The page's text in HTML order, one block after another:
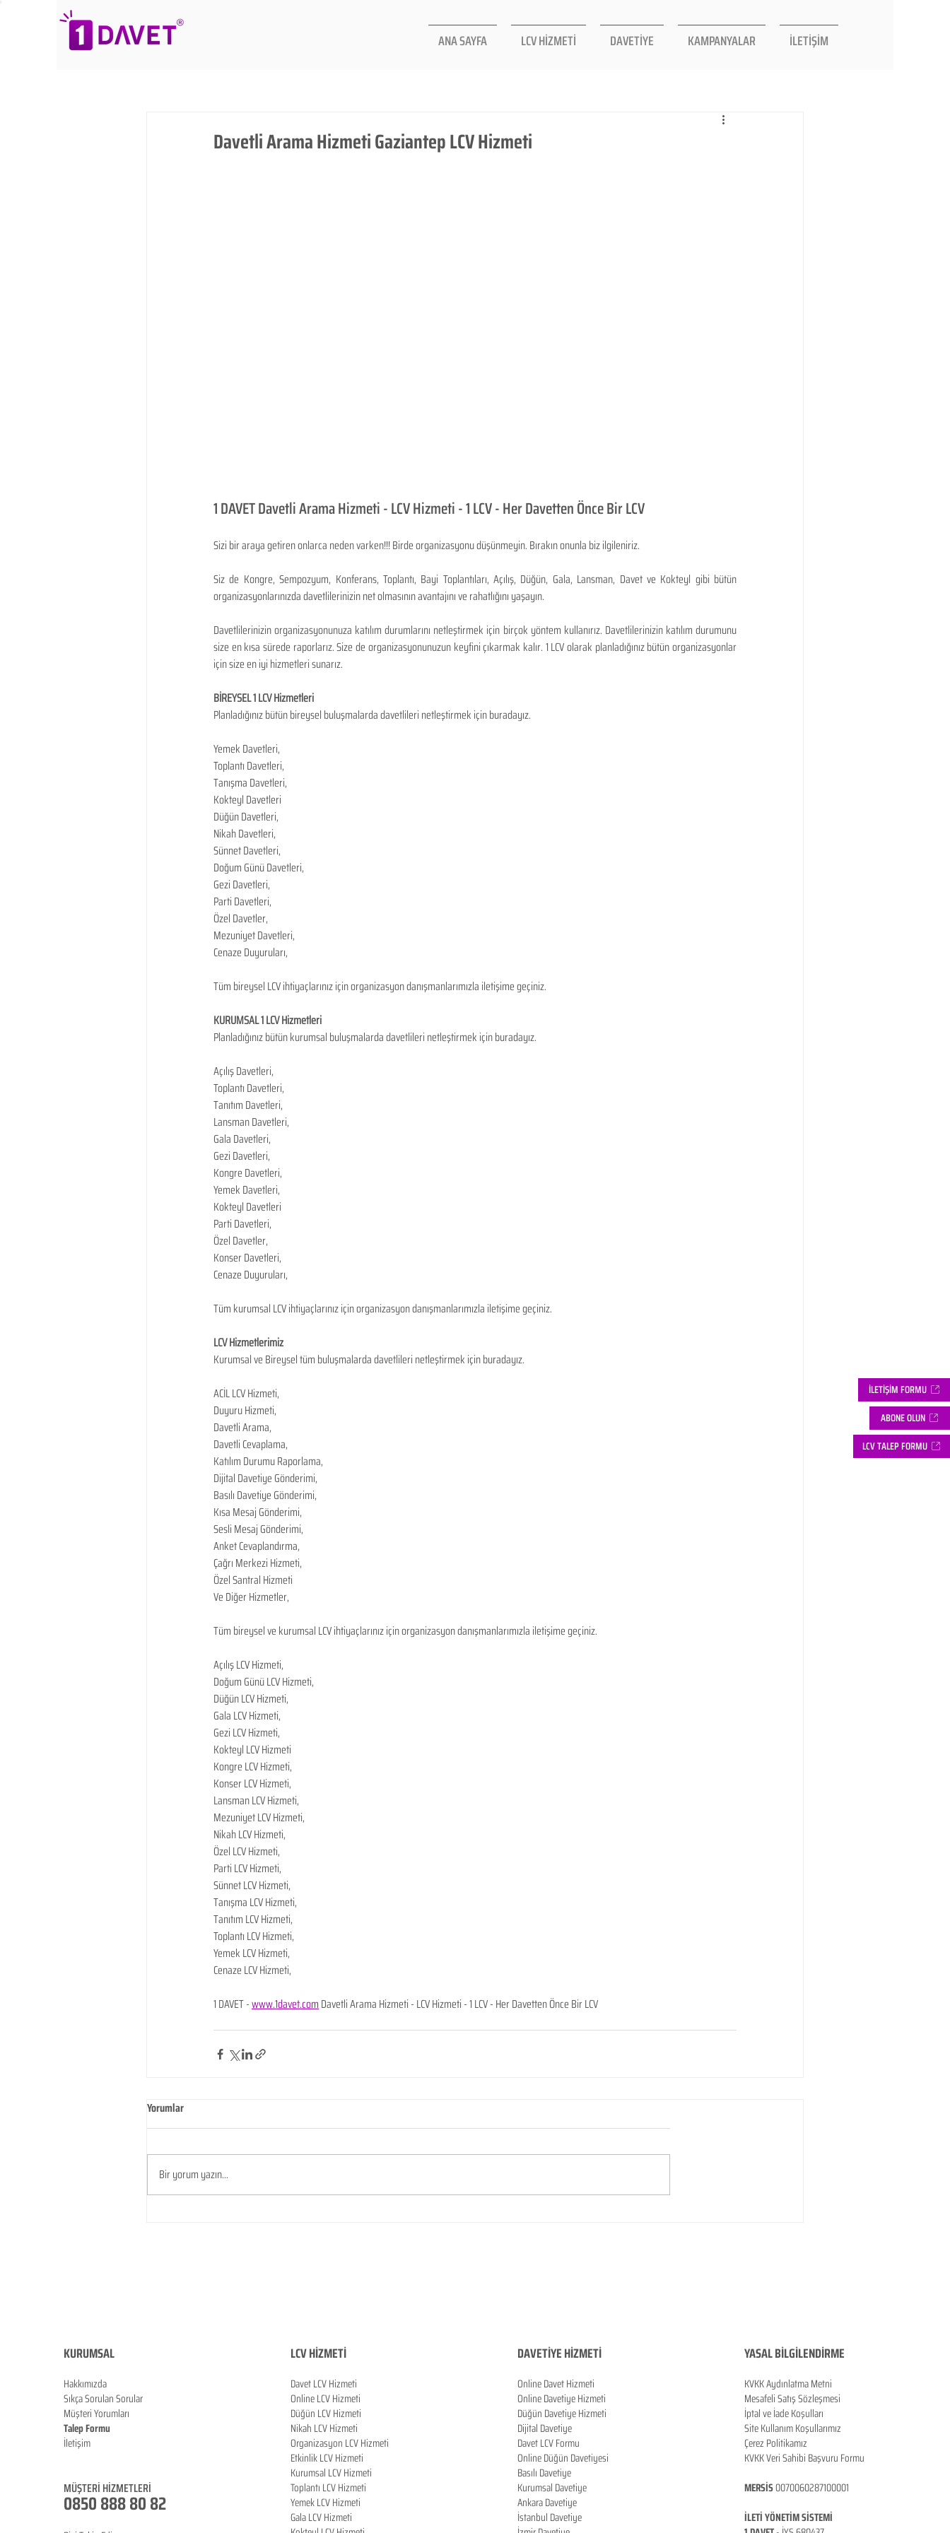
ANA SAYFA LCV HİZMETİ DAVETİYE KAMPANYALAR İLETİŞİM
ABONE OLUN
LCV TALEP FORMU
İLETİŞİM FORMU
Davetli Arama Hizmeti Gaziantep LCV Hizmeti
1 DAVET Davetli Arama Hizmeti - LCV Hizmeti - 1 LCV - Her Davetten Önce Bir LCV
Sizi bir araya getiren onlarca neden varken!!! Birde organizasyonu düşünmeyin. Bırakın onunla biz ilgileniriz.
Siz de Kongre, Sempozyum, Konferans, Toplantı, Bayi Toplantıları, Açılış, Düğün, Gala, Lansman, Davet ve Kokteyl gibi bütün
organizasyonlarınızda davetlilerinizin net olmasının avantajını ve rahatlığını yaşayın.
Davetlilerinizin organizasyonunuza katılım durumlarını netleştirmek için birçok yöntem kullanırız. Davetlilerinizin katılım durumunu
size en kısa sürede raporlarız. Size de organizasyonunuzun keyfini çıkarmak kalır. 1 LCV olarak planladığınız bütün organizasyonlar
için size en iyi hizmetleri sunarız.
BİREYSEL 1 LCV Hizmetleri
Planladığınız bütün bireysel buluşmalarda davetlileri netleştirmek için buradayız.
Yemek Davetleri,
Toplantı Davetleri,
Tanışma Davetleri,
Kokteyl Davetleri
Düğün Davetleri,
Nikah Davetleri,
Sünnet Davetleri,
Doğum Günü Davetleri,
Gezi Davetleri,
Parti Davetleri,
Özel Davetler,
Mezuniyet Davetleri,
Cenaze Duyuruları,
Tüm bireysel LCV ihtiyaçlarınız için organizasyon danışmanlarımızla iletişime geçiniz.
KURUMSAL 1 LCV Hizmetleri
Planladığınız bütün kurumsal buluşmalarda davetlileri netleştirmek için buradayız.
Açılış Davetleri,
Toplantı Davetleri,
Tanıtım Davetleri,
Lansman Davetleri,
Gala Davetleri,
Gezi Davetleri,
Kongre Davetleri,
Yemek Davetleri,
Kokteyl Davetleri
Parti Davetleri,
Özel Davetler,
Konser Davetleri,
Cenaze Duyuruları,
Tüm kurumsal LCV ihtiyaçlarınız için organizasyon danışmanlarımızla iletişime geçiniz.
LCV Hizmetlerimiz
Kurumsal ve Bireysel tüm buluşmalarda davetlileri netleştirmek için buradayız.
ACİL LCV Hizmeti,
Duyuru Hizmeti,
Davetli Arama,
Davetli Cevaplama,
Katılım Durumu Raporlama,
Dijital Davetiye Gönderimi,
Basılı Davetiye Gönderimi,
Kısa Mesaj Gönderimi,
Sesli Mesaj Gönderimi,
Anket Cevaplandırma,
Çağrı Merkezi Hizmeti,
Özel Santral Hizmeti
Ve Diğer Hizmetler,
Tüm bireysel ve kurumsal LCV ihtiyaçlarınız için organizasyon danışmanlarımızla iletişime geçiniz.
Açılış LCV Hizmeti,
Doğum Günü LCV Hizmeti,
Düğün LCV Hizmeti,
Gala LCV Hizmeti,
Gezi LCV Hizmeti,
Kokteyl LCV Hizmeti
Kongre LCV Hizmeti,
Konser LCV Hizmeti,
Lansman LCV Hizmeti,
Mezuniyet LCV Hizmeti,
Nikah LCV Hizmeti,
Özel LCV Hizmeti,
Parti LCV Hizmeti,
Sünnet LCV Hizmeti,
Tanışma LCV Hizmeti,
Tanıtım LCV Hizmeti,
Toplantı LCV Hizmeti,
Yemek LCV Hizmeti,
Cenaze LCV Hizmeti,
1 DAVET - www.1davet.com Davetli Arama Hizmeti - LCV Hizmeti - 1 LCV - Her Davetten Önce Bir LCV
Yorumlar
Bir yorum yazın...
KURUMSAL
Hakkımızda
Sıkça Sorulan Sorular
Müşteri Yorumları
Talep Formu
İletişim
MÜŞTERİ HİZMETLERİ
0850 888 80 82
LCV HİZMETİ
Davet LCV Hizmeti
Online LCV Hizmeti
Düğün LCV Hizmeti
Nikah LCV Hizmeti
Organizasyon LCV Hizmeti
Etkinlik LCV Hizmeti
Kurumsal LCV Hizmeti
Toplantı LCV Hizmeti
Yemek LCV Hizmeti
Gala LCV Hizmeti
DAVETİYE HİZMETİ
Online Davet Hizmeti
Online Davetiye Hizmeti
Düğün Davetiye Hizmeti
Dijital Davetiye
Davet LCV Formu
Online Düğün Davetiyesi
Basılı Davetiye
Kurumsal Davetiye
Ankara Davetiye
İstanbul Davetiye
YASAL BİLGİLENDİRME
KVKK Aydınlatma Metni
Mesafeli Satış Sözleşmesi
İptal ve İade Koşulları
Site Kullanım Koşullarımız
Çerez Politikamız
KVKK Veri Sahibi Başvuru Formu
MERSİS0070060287100001
İLETİ YÖNETİM SİSTEMİ